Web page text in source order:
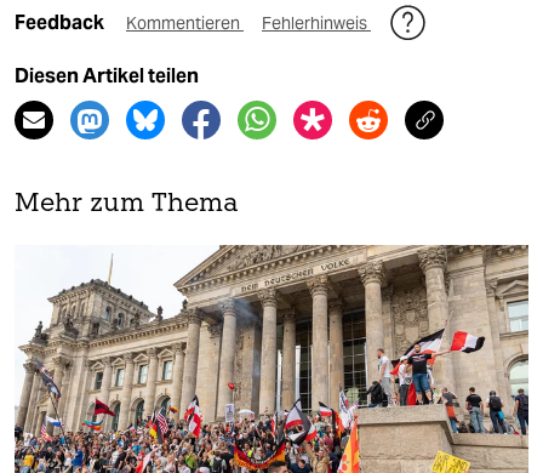
Feedback Kommentieren Fehlerhinweis
Diesen Artikel teilen
Mehr zum Thema